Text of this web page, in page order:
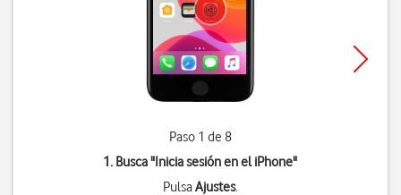
Paso 1 de 8
1. Busca "Inicia sesión en el iPhone"
PulsaAjustes.